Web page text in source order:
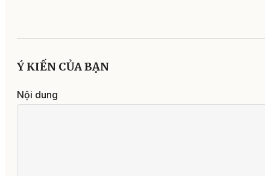
Ý KIẾN CỦA BẠN
Nội dung